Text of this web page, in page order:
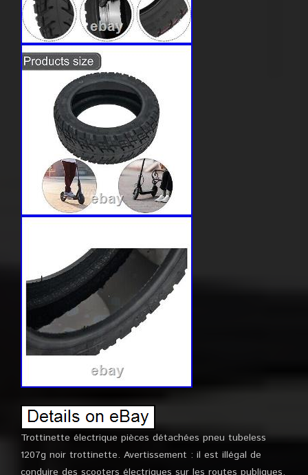
Trottinette électrique pièces détachées pneu tubeless
1207g noir trottinette. Avertissement : il est illégal de
conduire des scooters électriques sur les routes publiques,